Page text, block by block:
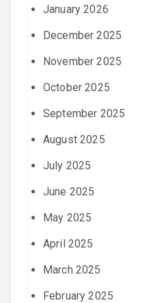
January 2026
December 2025
November 2025
October 2025
September 2025
August 2025
July 2025
June 2025
May 2025
April 2025
March 2025
February 2025